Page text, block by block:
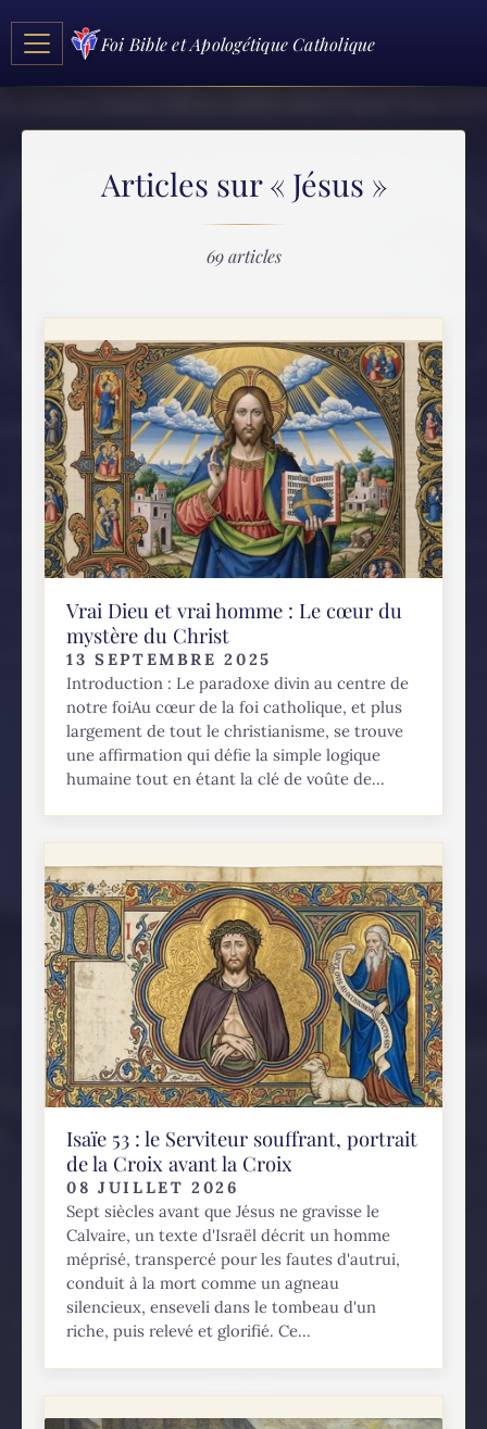
Foi Bible et Apologétique Catholique
Articles sur « Jésus »
69 articles
Vrai Dieu et vrai homme : Le cœur du
mystère du Christ
13 SEPTEMBRE 2025
Introduction : Le paradoxe divin au centre de
notre foiAu cœur de la foi catholique, et plus
largement de tout le christianisme, se trouve
une affirmation qui défie la simple logique
humaine tout en étant la clé de voûte de...
Isaïe 53 : le Serviteur souffrant, portrait
de la Croix avant la Croix
08 JUILLET 2026
Sept siècles avant que Jésus ne gravisse le
Calvaire, un texte d'Israël décrit un homme
méprisé, transpercé pour les fautes d'autrui,
conduit à la mort comme un agneau
silencieux, enseveli dans le tombeau d'un
riche, puis relevé et glorifié. Ce...